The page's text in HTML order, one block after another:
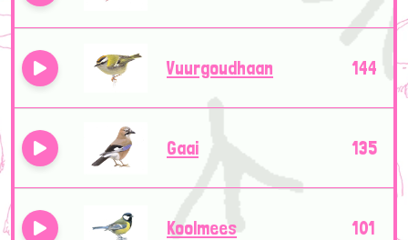
Vuurgoudhaan 144
Gaai 135
Koolmees 101